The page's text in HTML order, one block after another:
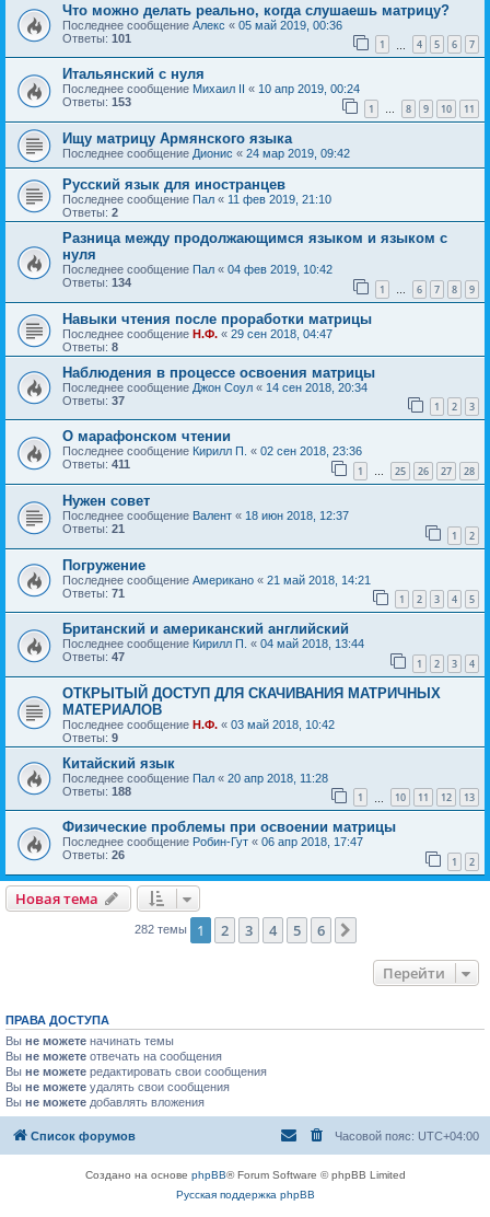
Что можно делать реально, когда слушаешь матрицу?
Последнее сообщение Алекс « 05 май 2019, 00:36
Ответы: 101 1 4 5 6 7
Итальянский с нуля
Последнее сообщение Михаил II « 10 апр 2019, 00:24
Ответы: 153 1 … 8 9 10 11
Ищу матрицу Армянского языка
Последнее сообщение Дионис « 24 мар 2019, 09:42
Русский язык для иностранцев
Последнее сообщение Пал « 11 фев 2019, 21:10
Ответы: 2
Разница между продолжающимся языком и языком с
нуля
Последнее сообщение Пал « 04 фев 2019, 10:42
Ответы: 134 1 … 6 7 8 9
Навыки чтения после проработки матрицы
Последнее сообщение Н.Ф. « 29 сен 2018, 04:47
Ответы: 8
Наблюдения в процессе освоения матрицы
Последнее сообщение Джон Соул « 14 сен 2018, 20:34
Ответы: 37 1 2 3
О марафонском чтении
Последнее сообщение Кирилл П. « 02 сен 2018, 23:36
Ответы: 411 1 … 25 26 27 28
Нужен совет
Последнее сообщение Валент « 18 июн 2018, 12:37
Ответы: 21 1 2
Погружение
Последнее сообщение Американо « 21 май 2018, 14:21
Ответы: 71 1 2 3 4 5
Британский и американский английский
Последнее сообщение Кирилл П. « 04 май 2018, 13:44
Ответы: 47 1 2 3 4
ОТКРЫТЫЙ ДОСТУП ДЛЯ СКАЧИВАНИЯ МАТРИЧНЫХ
МАТЕРИАЛОВ
Последнее сообщение Н.Ф. « 03 май 2018, 10:42
Ответы: 9
Китайский язык
Последнее сообщение Пал « 20 апр 2018, 11:28
Ответы: 188 1 10 11 12 13
Физические проблемы при освоении матрицы
Последнее сообщение Робин-Гут « 06 апр 2018, 17:47
Ответы: 26 1 2
Новая тема
282 темы 1 2 3 4 5 6
Перейти
ПРАВА ДОСТУПА
Вы не можете начинать темы
Вы не можете отвечать на сообщения
Вы не можете редактировать свои сообщения
Вы не можете удалять свои сообщения
Вы не можете добавлять вложения
Список форумов Часовой пояс: UTC+04:00
Создано на основе phpBB® Forum Software © phpBB Limited
Русская поддержка phpBB